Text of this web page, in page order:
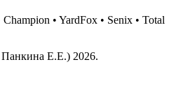
• YardFox • Senix • Total
Е.Е.) 2026.